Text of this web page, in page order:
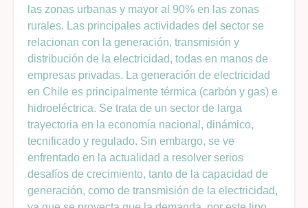
las zonas urbanas y mayor al 90% en las zonas
rurales. Las principales actividades del sector se
relacionan con la generación, transmisión y
distribución de la electricidad, todas en manos de
empresas privadas. La generación de electricidad
en Chile es principalmente térmica (carbón y gas) e
hidroeléctrica. Se trata de un sector de larga
trayectoria en la economía nacional, dinámico,
tecnificado y regulado. Sin embargo, se ve
enfrentado en la actualidad a resolver serios
desafíos de crecimiento, tanto de la capacidad de
generación, como de transmisión de la electricidad,